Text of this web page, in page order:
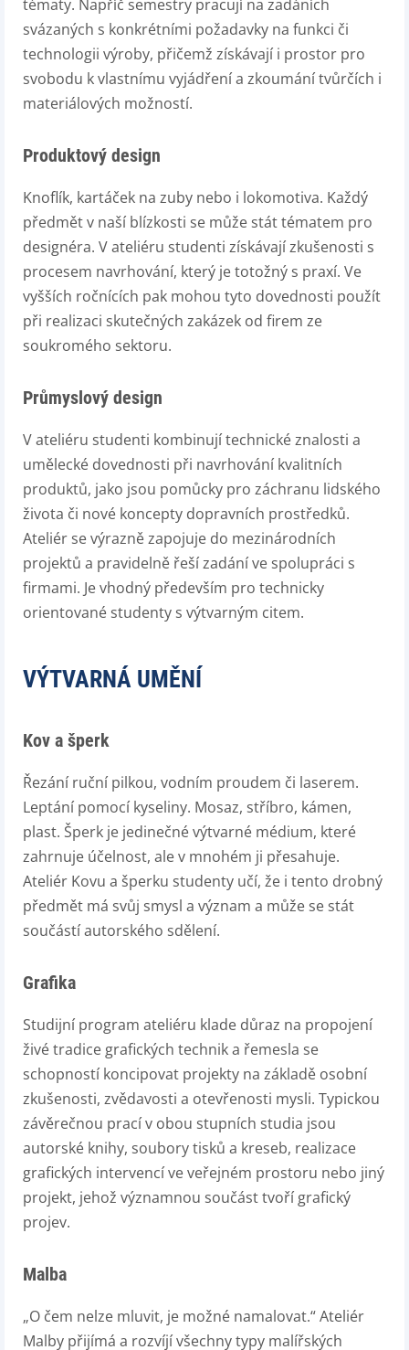
tématy. Napříč semestry pracují na zadáních
svázaných s konkrétními požadavky na funkci či
technologii výroby, přičemž získávají i prostor pro
svobodu k vlastnímu vyjádření a zkoumání tvůrčích i
materiálových možností.
Produktový design
Knoflík, kartáček na zuby nebo i lokomotiva. Každý
předmět v naší blízkosti se může stát tématem pro
designéra. V ateliéru studenti získávají zkušenosti s
procesem navrhování, který je totožný s praxí. Ve
vyšších ročnících pak mohou tyto dovednosti použít
při realizaci skutečných zakázek od firem ze
soukromého sektoru.
Průmyslový design
V ateliéru studenti kombinují technické znalosti a
umělecké dovednosti při navrhování kvalitních
produktů, jako jsou pomůcky pro záchranu lidského
života či nové koncepty dopravních prostředků.
Ateliér se výrazně zapojuje do mezinárodních
projektů a pravidelně řeší zadání ve spolupráci s
firmami. Je vhodný především pro technicky
orientované studenty s výtvarným citem.
VÝTVARNÁ UMĚNÍ
Kov a šperk
Řezání ruční pilkou, vodním proudem či laserem.
Leptání pomocí kyseliny. Mosaz, stříbro, kámen,
plast. Šperk je jedinečné výtvarné médium, které
zahrnuje účelnost, ale v mnohém ji přesahuje.
Ateliér Kovu a šperku studenty učí, že i tento drobný
předmět má svůj smysl a význam a může se stát
součástí autorského sdělení.
Grafika
Studijní program ateliéru klade důraz na propojení
živé tradice grafických technik a řemesla se
schopností koncipovat projekty na základě osobní
zkušenosti, zvědavosti a otevřenosti mysli. Typickou
závěrečnou prací v obou stupních studia jsou
autorské knihy, soubory tisků a kreseb, realizace
grafických intervencí ve veřejném prostoru nebo jiný
projekt, jehož významnou součást tvoří grafický
projev.
Malba
„O čem nelze mluvit, je možné namalovat.“ Ateliér
Malby přijímá a rozvíjí všechny typy malířských